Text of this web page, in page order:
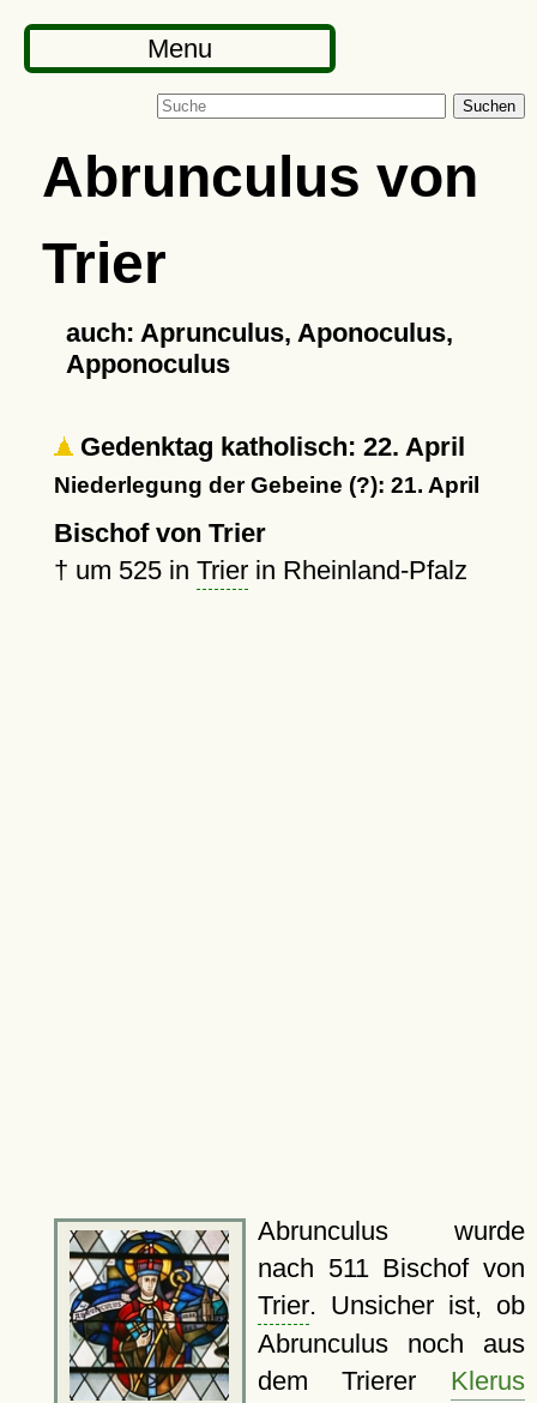
Menu
Suchen
Abrunculus von
Trier
auch: Aprunculus, Aponoculus,
Apponoculus
Gedenktag katholisch: 22. April
Niederlegung der Gebeine (?): 21. April
Bischof von Trier
† um 525in Trierin Rheinland-Pfalz
Abrunculus wurde
nach 511 Bischof von
Trier. Unsicher ist, ob
Abrunculus noch aus
dem Trierer Klerus